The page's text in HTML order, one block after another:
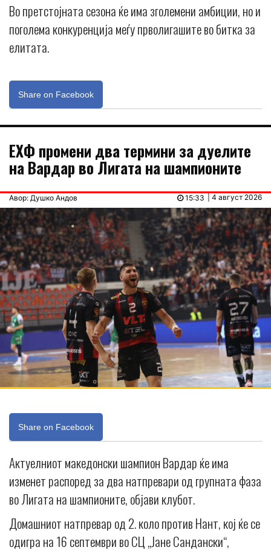
Во претстојната сезона ќе има зголемени амбиции, но и
поголема конкуренција меѓу прволигашите во битка за
елитата.
Share on Facebook
ЕХФ промени два термини за дуелите
на Вардар во Лигата на шампионите
Авор: Душко Андов | 4 август 2026
15:33
Share on Facebook
Актуелниот македонски шампион Вардар ќе има
изменет распоред за два натпревари од групната фаза
во Лигата на шампионите, објави клубот.
Домашниот натпревар од 2. коло против Нант, кој ќе се
одигра на 16 септември во СЦ „Јане Сандански“,